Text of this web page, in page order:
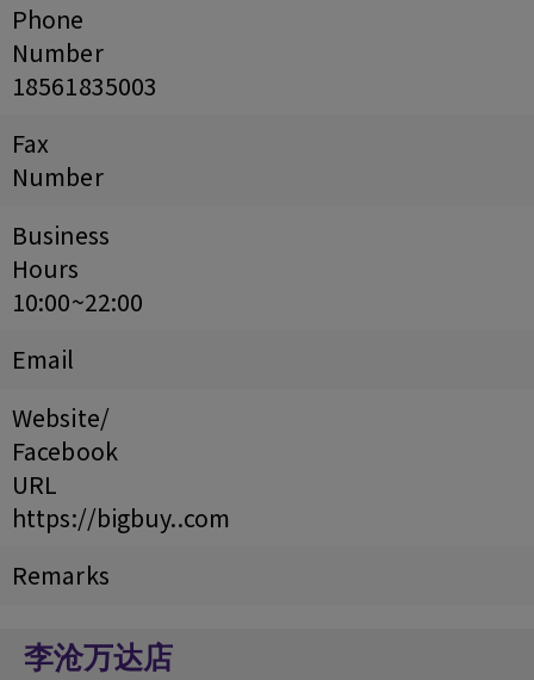
Phone
Number
18561835003
Fax
Number
Business
Hours
10:00~22:00
Email
Website/
Facebook
URL
https://bigbuy..com
Remarks
李沧万达店